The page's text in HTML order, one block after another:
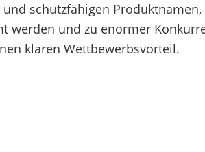
schutzfähigen
werden und zu enormer
klaren Wettbewerbsvorteil.